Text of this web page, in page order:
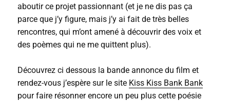
aboutir ce projet passionnant (et je ne dis pas ça
parce que j’y figure, mais j’y ai fait de très belles
rencontres, qui m’ont amené à découvrir des voix et
des poèmes qui ne me quittent plus).
Découvrez ci dessous la bande annonce du film et
rendez-vous j’espère sur le site Kiss Kiss Bank Bank
pour faire résonner encore un peu plus cette poésie